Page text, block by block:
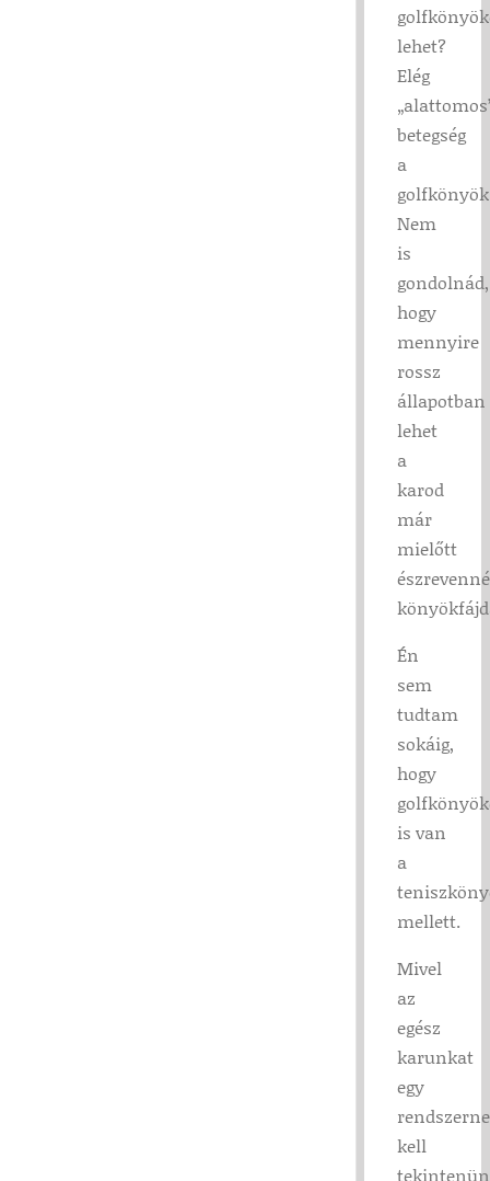
lehet?
Elég
betegség
a
Nem
is
gondolnád,
hogy
mennyire
rossz
állapotban
lehet
a
karod
már
mielőtt
Én
sem
tudtam
sokáig,
hogy
is van
a
mellett.
Mivel
az
egész
karunkat
egy
kell